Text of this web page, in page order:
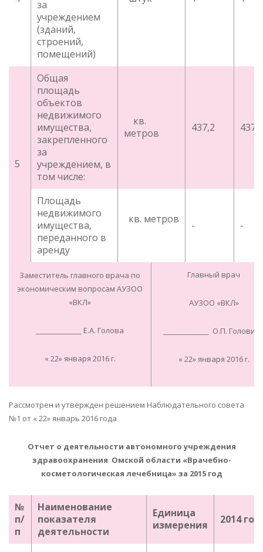
за
учреждением
(зданий,
строений,
помещений)
5
Общая
площадь
объектов
недвижимого
имущества,
закрепленного
за
учреждением, в
том числе:
кв.
метров
437,2 437,2
Площадь
недвижимого
имущества,
переданного в
аренду
кв. метров - -
Заместитель главного врача по
экономическим вопросам АУЗОО
«ВКЛ»
_____________ Е.А. Голова
« 22» января 2016 г.
Главный врач
АУЗОО «ВКЛ»
_____________ О.П.
« 22» января 2016 г.
Рассмотрен и утвержден решением Наблюдательного совета
№1 от « 22» январь 2016 года
Отчет о деятельности автономного учреждения
здравоохранения Омской области «Врачебно-
косметологическая лечебница» за 2015 год
№
п/
п
Наименование
показателя
деятельности
Единица
измерения
2014 год